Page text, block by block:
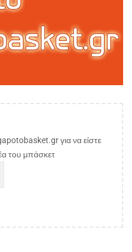
για να είστε
του μπάσκετ